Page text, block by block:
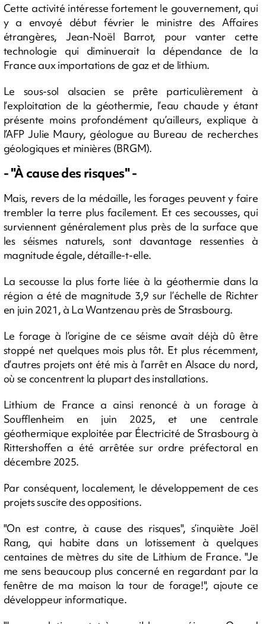
Cette activité intéresse fortement le gouvernement, qui
y a envoyé début février le ministre des Affaires
étrangères, Jean-Noël Barrot, pour vanter cette
technologie qui diminuerait la dépendance de la
France aux importations de gaz et de lithium.
Le sous-sol alsacien se prête particulièrement à
l’exploitation de la géothermie, l’eau chaude y étant
présente moins profondément qu’ailleurs, explique à
l’AFP Julie Maury, géologue au Bureau de recherches
géologiques et minières (BRGM).
- "À cause des risques" -
Mais, revers de la médaille, les forages peuvent y faire
trembler la terre plus facilement. Et ces secousses, qui
surviennent généralement plus près de la surface que
les séismes naturels, sont davantage ressenties à
magnitude égale, détaille-t-elle.
La secousse la plus forte liée à la géothermie dans la
région a été de magnitude 3,9 sur l’échelle de Richter
en juin 2021, à La Wantzenau près de Strasbourg.
Le forage à l’origine de ce séisme avait déjà dû être
stoppé net quelques mois plus tôt. Et plus récemment,
d’autres projets ont été mis à l’arrêt en Alsace du nord,
où se concentrent la plupart des installations.
Lithium de France a ainsi renoncé à un forage à
Soufflenheim en juin 2025, et une centrale
géothermique exploitée par Électricité de Strasbourg à
Rittershoffen a été arrêtée sur ordre préfectoral en
décembre 2025.
Par conséquent, localement, le développement de ces
projets suscite des oppositions.
"On est contre, à cause des risques", s’inquiète Joël
Rang, qui habite dans un lotissement à quelques
centaines de mètres du site de Lithium de France. "Je
me sens beaucoup plus concerné en regardant par la
fenêtre de ma maison la tour de forage!", ajoute ce
développeur informatique.